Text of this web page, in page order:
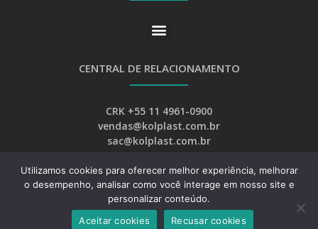
CENTRAL DE RELACIONAMENTO
CRK +55 11 4961-0900
vendas@kolplast.com.br
sac@kolplast.com.br
Utilizamos cookies para oferecer melhor experiência, melhorar
o desempenho, analisar como você interage em nosso site e
personalizar conteúdo.
Aceitar cookies
Recusar cookies